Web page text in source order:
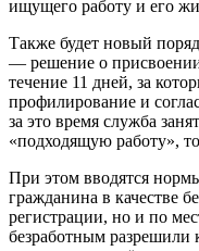
ищущего работу и его
Также будет новый
— решение о присвоении
течение 11 дней, за
профилирование и
за это время служба
«подходящую работу»,
При этом вводятся
гражданина в качестве
регистрации, но и по
безработным разрешили